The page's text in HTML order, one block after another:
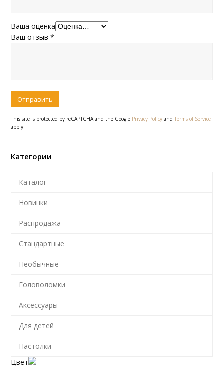
Ваша оценка
Ваш отзыв*
This site is protected by reCAPTCHA and the Google Privacy Policy andTerms of Service
apply.
Категории
Каталог
Новинки
Распродажа
Стандартные
Необычные
Головоломки
Аксессуары
Для детей
Настолки
Цвет